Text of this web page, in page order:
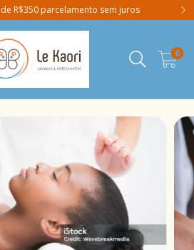
R$350 parcelamento sem juros
0